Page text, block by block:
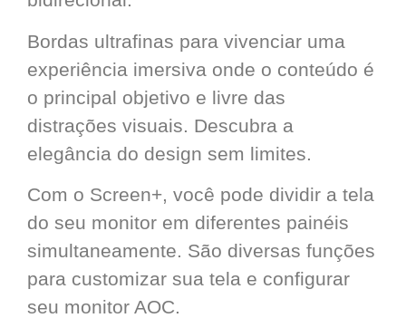
Bordas ultrafinas para vivenciar uma
experiência imersiva onde o conteúdo é
o principal objetivo e livre das
distrações visuais. Descubra a
elegância do design sem limites.
Com o Screen+, você pode dividir a tela
do seu monitor em diferentes painéis
simultaneamente. São diversas funções
para customizar sua tela e configurar
seu monitor AOC.